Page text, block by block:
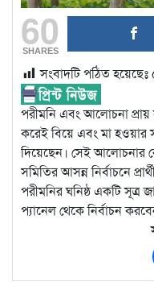
60
SHARES
সংবাদটি পঠিত হয়েছেঃ
পরীমনি এবং আলোচনা প্রায়
করেই বিয়ে এবং মা হওয়ার
দিয়েছেন। সেই আলোচনার
সমিতির আসন্ন নির্বাচনে
পরীমনির ঘনিষ্ঠ একটি সূত্র
প্যানেল থেকে নির্বাচন